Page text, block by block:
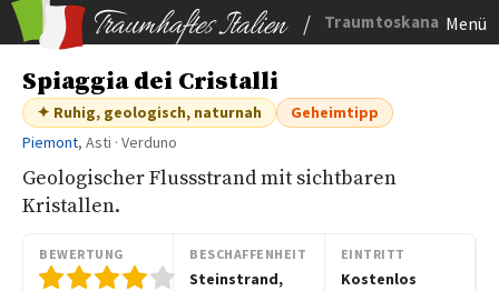
/ Traumtoskana Menü
Spiaggia dei Cristalli
✦ Ruhig, geologisch, naturnah
Geheimtipp
Piemont, Asti · Verduno
Geologischer Flussstrand mit sichtbaren
Kristallen.
BEWERTUNG BESCHAFFENHEIT
Steinstrand,
EINTRITT
Kostenlos